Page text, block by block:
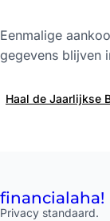
Eenmalige
gegevens blijven
Haal de Jaarlijkse
financialaha!
Privacy standaard.